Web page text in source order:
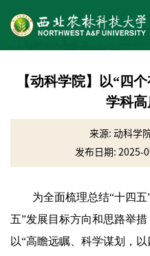
【动科学院】以“四
学科
来源: 动科学
发布日期: 2025-
为全面梳理总结“十四
五”发展目标方向和思路举
以“高瞻远瞩、科学谋划，